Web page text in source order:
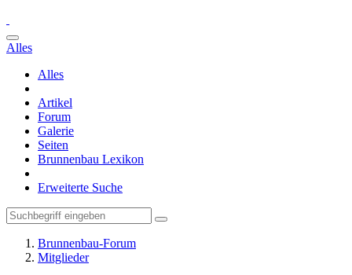
Alles
Alles
Artikel
Forum
Galerie
Seiten
Brunnenbau Lexikon
Erweiterte Suche
Brunnenbau-Forum
Mitglieder